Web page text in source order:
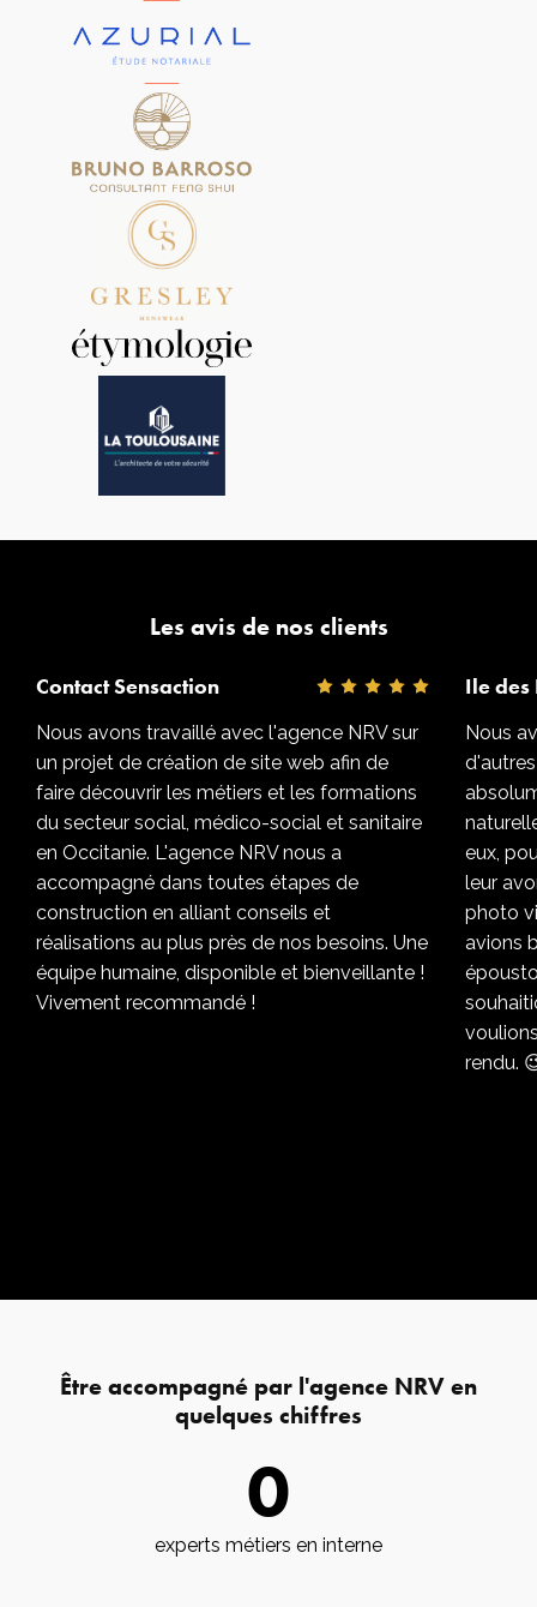
Les avis de nos clients
Contact Sensaction
Nous avons travaillé avec l'agence NRV sur
un projet de création de site web afin de
faire découvrir les métiers et les formations
du secteur social, médico-social et sanitaire
en Occitanie. L'agence NRV nous a
accompagné dans toutes étapes de
construction en alliant conseils et
réalisations au plus près de nos besoins. Une
équipe humaine, disponible et bienveillante !
Vivement recommandé !
Ile des
Nous
eux,
leur
photo
avions
rendu.
Être accompagné par l'agence NRV en
quelques chiffres
0
experts métiers en interne